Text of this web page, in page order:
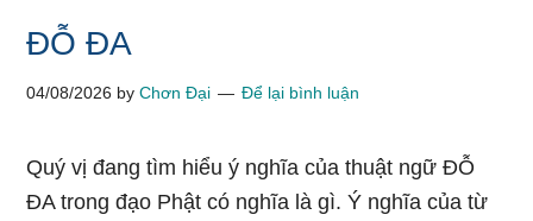
ĐỖ ĐA
04/08/2026 byChơn Đại Để lại bình luận
Quý vị đang tìm hiểu ý nghĩa của thuật ngữ ĐỖ
ĐA trong đạo Phật có nghĩa là gì. Ý nghĩa của từ